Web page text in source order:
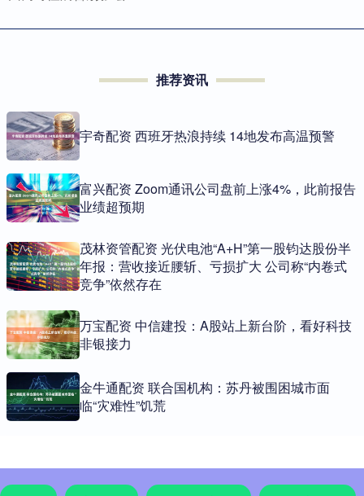
推荐资讯
宇奇配资 西班牙热浪持续 14地发布高温预警
富兴配资 Zoom通讯公司盘前上涨4%，此前报告
业绩超预期
茂林资管配资 光伏电池“A+H”第一股钧达股份半
年报：营收接近腰斩、亏损扩大 公司称“内卷式
竞争”依然存在
万宝配资 中信建投：A股站上新台阶，看好科技
非银接力
金牛通配资 联合国机构：苏丹被围困城市面
临“灾难性”饥荒